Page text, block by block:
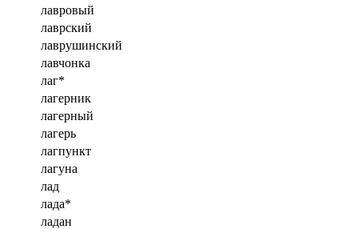
лавровый
лаврский
лаврушинский
лавчонка
лаг*
лагерник
лагерный
лагерь
лагпункт
лагуна
лад
лада*
ладан